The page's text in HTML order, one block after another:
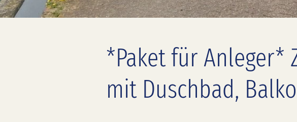
*Paket für Anleger*
mit Duschbad,